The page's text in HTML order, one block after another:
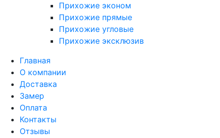
Прихожие эконом
Прихожие прямые
Прихожие угловые
Прихожие эксклюзив
Главная
О компании
Доставка
Замер
Оплата
Контакты
Отзывы